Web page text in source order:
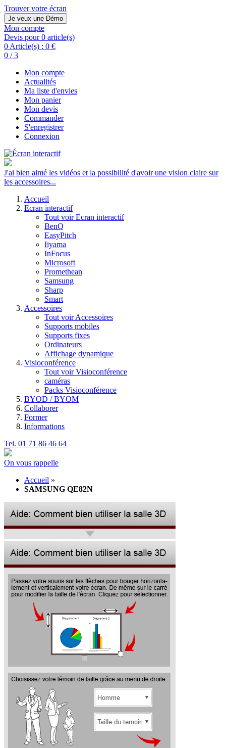
Trouver votre écran
Je veux une Démo
Mon compte
Devis pour 0 article(s)
0 Article(s) : 0 €
0 / 3
Mon compte
Actualités
Ma liste d'envies
Mon panier
Mon devis
Commander
S'enregistrer
Connexion
J'ai bien aimé les vidéos et la possibilité d'avoir une vision claire sur
les accessoires...
Accueil
Ecran interactif
Tout voir Ecran interactif
BenQ
EasyPitch
Iiyama
InFocus
Microsoft
Promethean
Samsung
Sharp
Smart
Accessoires
Tout voir Accessoires
Supports mobiles
Supports fixes
Ordinateurs
Affichage dynamique
Visioconférence
Tout voir Visioconférence
caméras
Packs Visioconférence
BYOD / BYOM
Collaborer
Former
Informations
Tel. 01 71 86 46 64
On vous rappelle
Accueil »
SAMSUNG QE82N